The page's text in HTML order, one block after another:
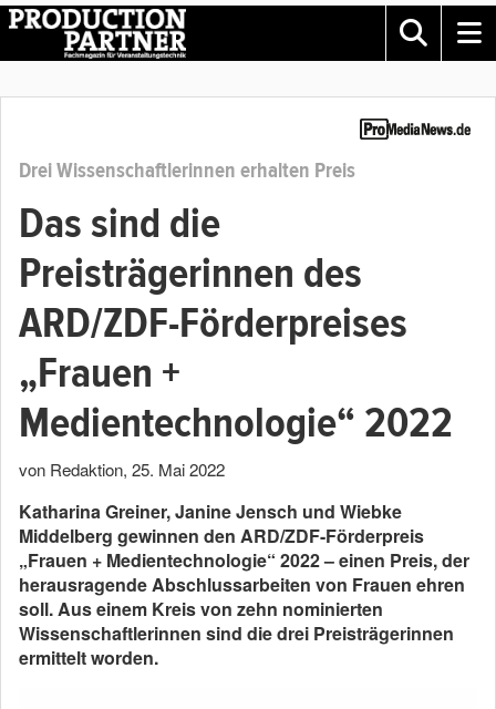
Drei Wissenschaftlerinnen erhalten Preis
Das sind die
Preisträgerinnen des
ARD/ZDF-Förderpreises
„Frauen +
Medientechnologie“ 2022
von Redaktion, 25. Mai 2022
Katharina Greiner, Janine Jensch und Wiebke
Middelberg gewinnen den ARD/ZDF-Förderpreis
„Frauen + Medientechnologie“ 2022 – einen Preis, der
herausragende Abschlussarbeiten von Frauen ehren
soll. Aus einem Kreis von zehn nominierten
Wissenschaftlerinnen sind die drei Preisträgerinnen
ermittelt worden.